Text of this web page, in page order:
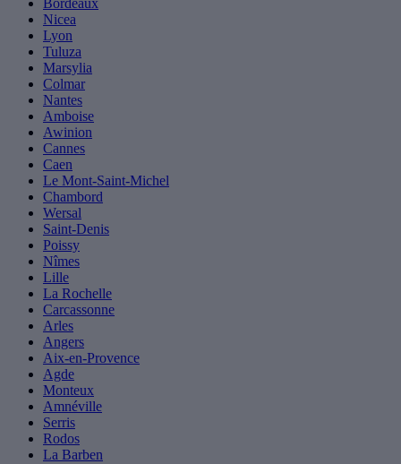
Bordeaux
Nicea
Lyon
Tuluza
Marsylia
Colmar
Nantes
Amboise
Awinion
Cannes
Caen
Le Mont-Saint-Michel
Chambord
Wersal
Saint-Denis
Poissy
Nîmes
Lille
La Rochelle
Carcassonne
Arles
Angers
Aix-en-Provence
Agde
Monteux
Amnéville
Serris
Rodos
La Barben